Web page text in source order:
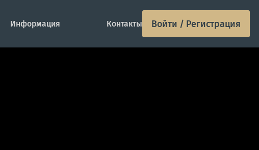
Информация Контакты Войти / Регистрация